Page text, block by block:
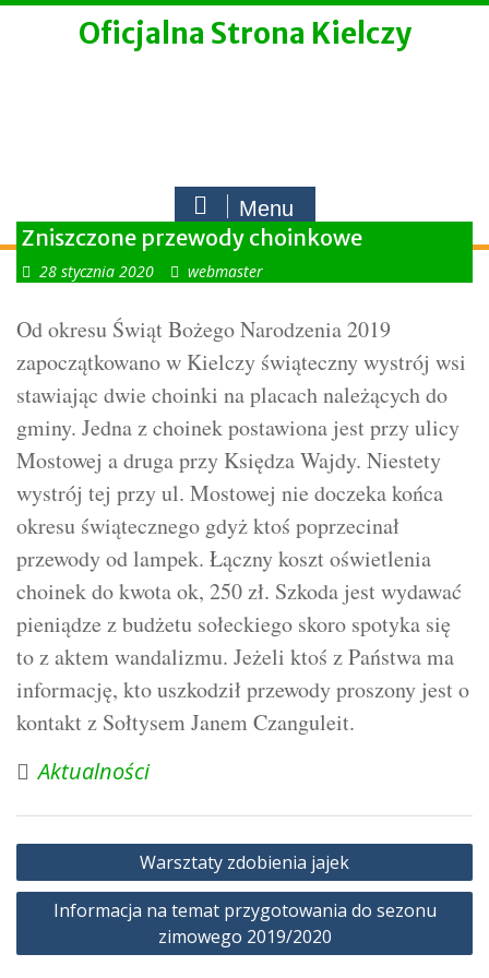
Skip
Oficjalna Strona Kielczy
Menu
Zniszczone przewody choinkowe
28 stycznia 2020 webmaster
Od okresu Świąt Bożego Narodzenia 2019
zapoczątkowano w Kielczy świąteczny wystrój wsi
stawiając dwie choinki na placach należących do
gminy. Jedna z choinek postawiona jest przy ulicy
Mostowej a druga przy Księdza Wajdy. Niestety
wystrój tej przy ul. Mostowej nie doczeka końca
okresu świątecznego gdyż ktoś poprzecinał
przewody od lampek. Łączny koszt oświetlenia
choinek do kwota ok, 250 zł. Szkoda jest wydawać
pieniądze z budżetu sołeckiego skoro spotyka się
to z aktem wandalizmu. Jeżeli ktoś z Państwa ma
informację, kto uszkodził przewody proszony jest o
kontakt z Sołtysem Janem Czanguleit.
Aktualności
Nawigacja
wpisu
Warsztaty zdobienia jajek
Informacja na temat przygotowania do sezonu
zimowego 2019/2020